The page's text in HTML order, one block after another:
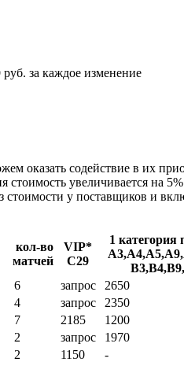
за каждое изменение
оказать содействие в их
увеличивается на
у поставщиков и
кол-во
матчей
VIP*
C29
1 категория
6 запрос 2650
4 запрос 2350
7 2185 1200
2 запрос 1970
2 1150 -